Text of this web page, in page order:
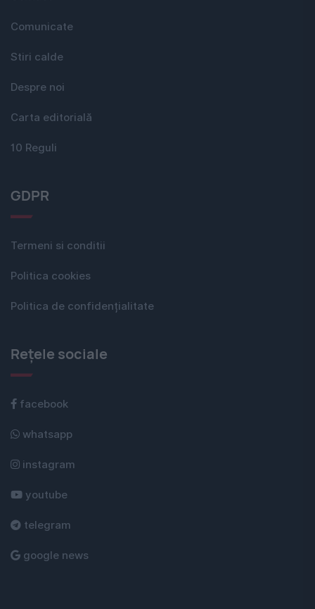
Comunicate
Stiri calde
Despre noi
Carta editorială
10 Reguli
GDPR
Termeni si conditii
Politica cookies
Politica de confidențialitate
Rețele sociale
facebook
whatsapp
instagram
youtube
telegram
google news